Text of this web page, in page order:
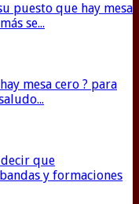
puesto que hay mesa
se...
mesa cero ? para
decir que
y formaciones